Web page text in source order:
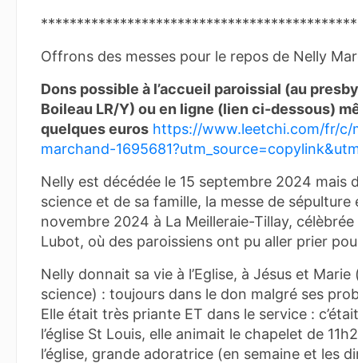
Offrons des messes pour le repos de Nelly
Dons possible à l’accueil paroissial (au
Boileau LR/Y) ou en ligne (lien ci-dessous)
quelques euros https://www.leetchi.com/fr/c/
marchand-
Nelly est décédée le 15 septembre 2024 mais
science et de sa famille, la messe de
novembre 2024 à La Meilleraie-Tillay,
Lubot, où des paroissiens ont pu aller prier
Nelly donnait sa vie à l’Eglise, à Jésus et Marie
science) : toujours dans le don malgré ses
Elle était très priante ET dans le service :
l’église St Louis, elle animait le chapelet de
l’église, grande adoratrice (en semaine et les